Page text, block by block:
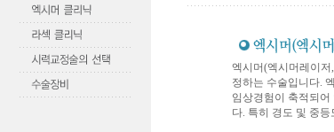
엑시머(엑시머레이
정하는 수술입니다.
임상경험이 축적되어
다. 특히 경도 및 중